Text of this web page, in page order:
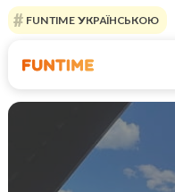
FUNTIME УКРАЇНСЬКОЮ